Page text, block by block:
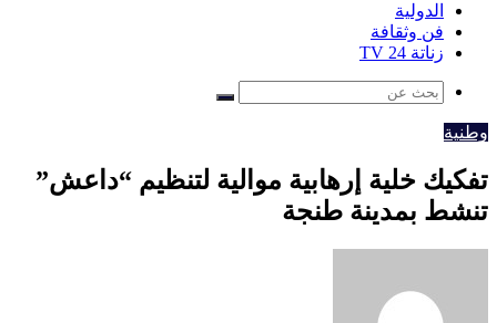
الدولية
فن وثقافة
زناتة 24 TV
بحث
وطنية
تفكيك خلية إرهابية موالية لتنظيم “داعش”
تنشط بمدينة طنجة